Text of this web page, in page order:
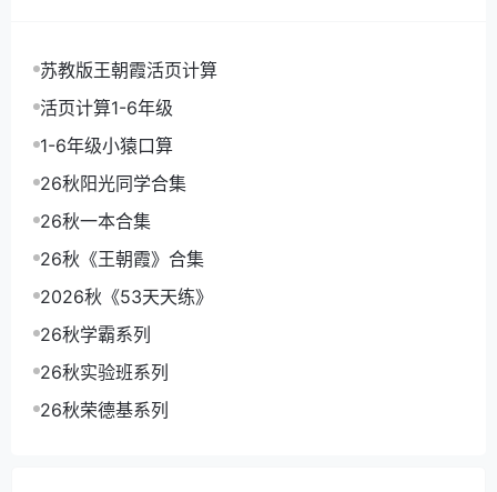
苏教版王朝霞活页计算
活页计算1-6年级
1-6年级小猿口算
26秋阳光同学合集
26秋一本合集
26秋《王朝霞》合集
2026秋《53天天练》
26秋学霸系列
26秋实验班系列
26秋荣德基系列